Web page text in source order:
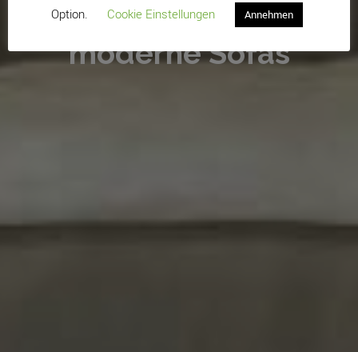
Modalto
moderne Sofas
Option.
Cookie Einstellungen Annehmen